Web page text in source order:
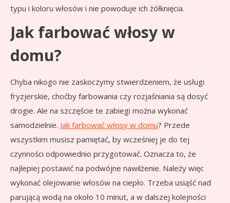
typu i koloru włosów i nie powoduje ich żółknięcia.
Jak farbować włosy w
domu?
Chyba nikogo nie zaskoczymy stwierdzeniem, że usługi
fryzjerskie, choćby farbowania czy rozjaśniania są dosyć
drogie. Ale na szczęście te zabiegi można wykonać
samodzielnie. Jak farbować włosy w domu? Przede
wszystkim musisz pamiętać, by wcześniej je do tej
czynności odpowiednio przygotować. Oznacza to, że
najlepiej postawić na podwójne nawilżenie. Należy więc
wykonać olejowanie włosów na ciepło. Trzeba usiąść nad
parującą wodą na około 10 minut, a w dalszej kolejności